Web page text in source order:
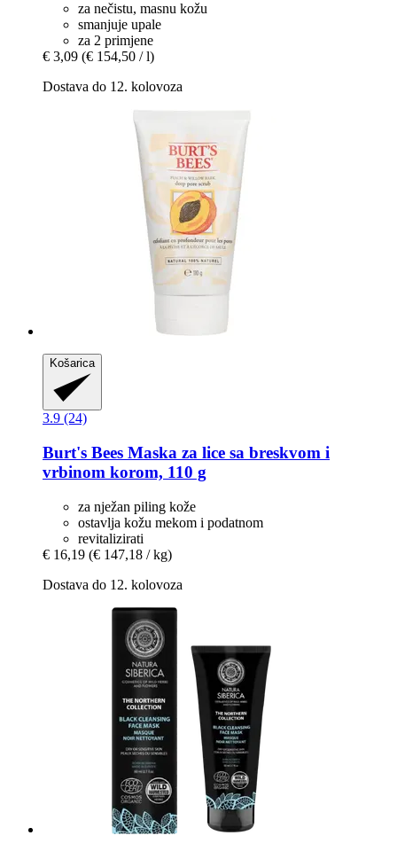
za nečistu, masnu kožu
smanjuje upale
za 2 primjene
€ 3,09 (€ 154,50 / l)
Dostava do 12. kolovoza
Košarica
3.9 (24)
Burt's Bees Maska za lice sa breskvom i
vrbinom korom, 110 g
za nježan piling kože
ostavlja kožu mekom i podatnom
revitalizirati
€ 16,19 (€ 147,18 / kg)
Dostava do 12. kolovoza